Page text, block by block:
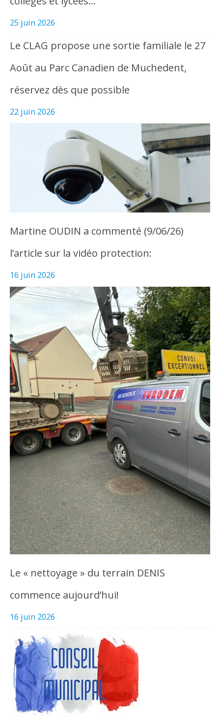
25 juin 2026
Le CLAG propose une sortie familiale le 27
Août au Parc Canadien de Muchedent,
réservez dès que possible
22 juin 2026
Martine OUDIN a commenté (9/06/26)
l’article sur la vidéo protection:
16 juin 2026
Le « nettoyage » du terrain DENIS
commence aujourd’hui!
16 juin 2026